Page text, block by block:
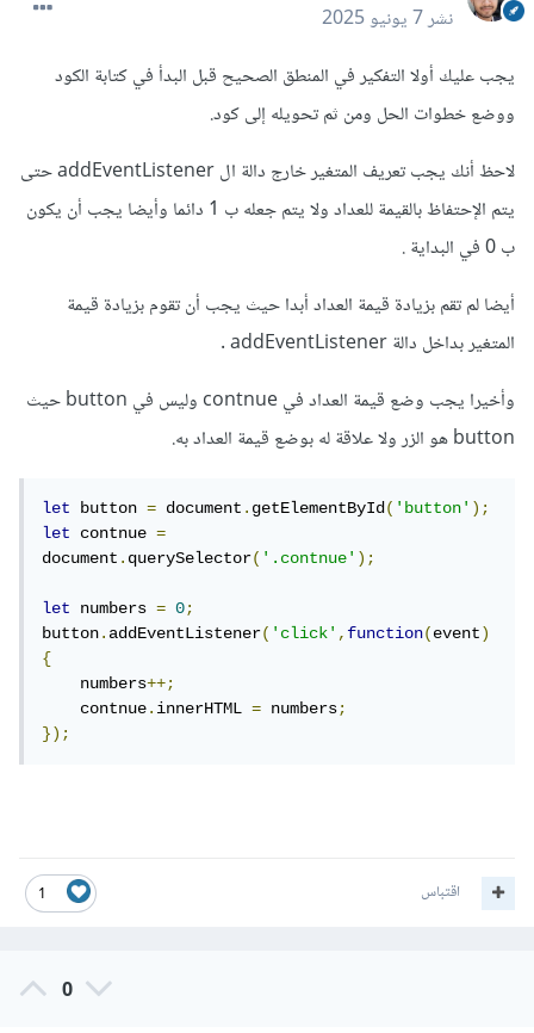
نشر7 يونيو 2025
يجب عليك أولا التفكير في المنطق الصحيح قبل البدأ في كتابة الكود
ووضع خطوات الحل ومن ثم تحويله إلى كود.
لاحظ أنك يجب تعريف المتغير خارج دالة ال addEventListener حتى
يتم الإحتفاظ بالقيمة للعداد ولا يتم جعله ب 1 دائما وأيضا يجب أن يكون
ب 0 في البداية .
أيضا لم تقم بزيادة قيمة العداد أبدا حيث يجب أن تقوم بزيادة قيمة
المتغير بداخل دالة addEventListener .
وأخيرا يجب وضع قيمة العداد في contnue وليس في button حيث
button هو الزر ولا علاقة له بوضع قيمة العداد به.
let button = document.getElementById('button');
let
contnue =
document.querySelector('.contnue');
let numbers = 0;
button.addEventListener('click',function(event)
{
    numbers
++;
    contnue
.innerHTML = numbers;
});
1 اقتباس
0